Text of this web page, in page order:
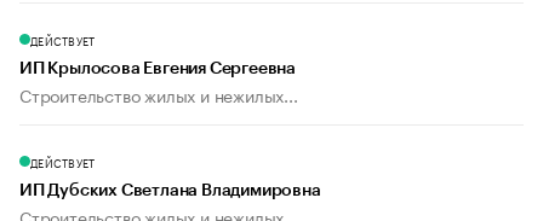
ДЕЙСТВУЕТ
ИП Крылосова Евгения Сергеевна
Строительство жилых и нежилых...
ДЕЙСТВУЕТ
ИП Дубских Светлана Владимировна